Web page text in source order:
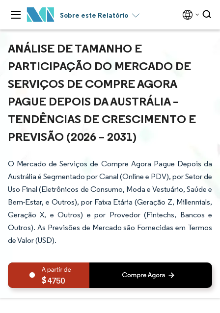
Sobre este Relatório
ANÁLISE DE TAMANHO E
PARTICIPAÇÃO DO MERCADO DE
SERVIÇOS DE COMPRE AGORA
PAGUE DEPOIS DA AUSTRÁLIA –
TENDÊNCIAS DE CRESCIMENTO E
PREVISÃO (2026 – 2031)
O Mercado de Serviços de Compre Agora Pague Depois da
Austrália é Segmentado por Canal (Online e PDV), por Setor de
Uso Final (Eletrônicos de Consumo, Moda e Vestuário, Saúde e
Bem-Estar, e Outros), por Faixa Etária (Geração Z, Millennials,
Geração X, e Outros) e por Provedor (Fintechs, Bancos e
Outros). As Previsões de Mercado são Fornecidas em Termos
de Valor (USD).
4750